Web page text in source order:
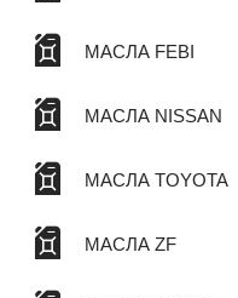
МАСЛА FEBI
МАСЛА NISSAN
МАСЛА TOYOTA
МАСЛА ZF